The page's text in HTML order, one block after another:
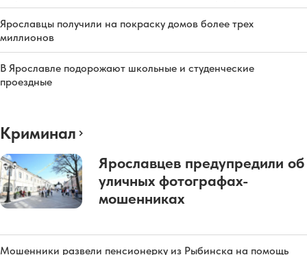
Ярославцы получили на покраску домов более трех
миллионов
В Ярославле подорожают школьные и студенческие
проездные
Криминал
Ярославцев предупредили об
уличных фотографах-
мошенниках
Мошенники развели пенсионерку из Рыбинска на помощь